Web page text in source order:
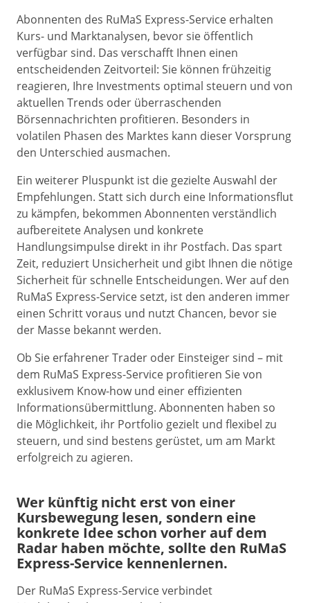
Abonnenten des RuMaS Express-Service erhalten
Kurs- und Marktanalysen, bevor sie öffentlich
verfügbar sind. Das verschafft Ihnen einen
entscheidenden Zeitvorteil: Sie können frühzeitig
reagieren, Ihre Investments optimal steuern und von
aktuellen Trends oder überraschenden
Börsennachrichten profitieren. Besonders in
volatilen Phasen des Marktes kann dieser Vorsprung
den Unterschied ausmachen.
Ein weiterer Pluspunkt ist die gezielte Auswahl der
Empfehlungen. Statt sich durch eine Informationsflut
zu kämpfen, bekommen Abonnenten verständlich
aufbereitete Analysen und konkrete
Handlungsimpulse direkt in ihr Postfach. Das spart
Zeit, reduziert Unsicherheit und gibt Ihnen die nötige
Sicherheit für schnelle Entscheidungen. Wer auf den
RuMaS Express-Service setzt, ist den anderen immer
einen Schritt voraus und nutzt Chancen, bevor sie
der Masse bekannt werden.
Ob Sie erfahrener Trader oder Einsteiger sind – mit
dem RuMaS Express-Service profitieren Sie von
exklusivem Know-how und einer effizienten
Informationsübermittlung. Abonnenten haben so
die Möglichkeit, ihr Portfolio gezielt und flexibel zu
steuern, und sind bestens gerüstet, um am Markt
erfolgreich zu agieren.
Wer künftig nicht erst von einer
Kursbewegung lesen, sondern eine
konkrete Idee schon vorher auf dem
Radar haben möchte, sollte den RuMaS
Express-Service kennenlernen.
Der RuMaS Express-Service verbindet